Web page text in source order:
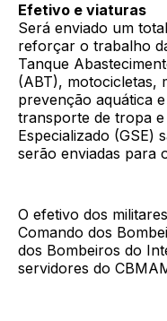
Efetivo e viaturas
Será enviado um
reforçar o trabalho
Tanque
(ABT), motocicletas,
prevenção aquática
transporte de tropa
Especializado (GSE)
serão enviadas para
O efetivo dos
Comando dos
dos Bombeiros do
servidores do